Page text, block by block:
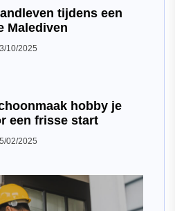
tijdens een
Malediven
10/2025
hobby je
een frisse start
02/2025